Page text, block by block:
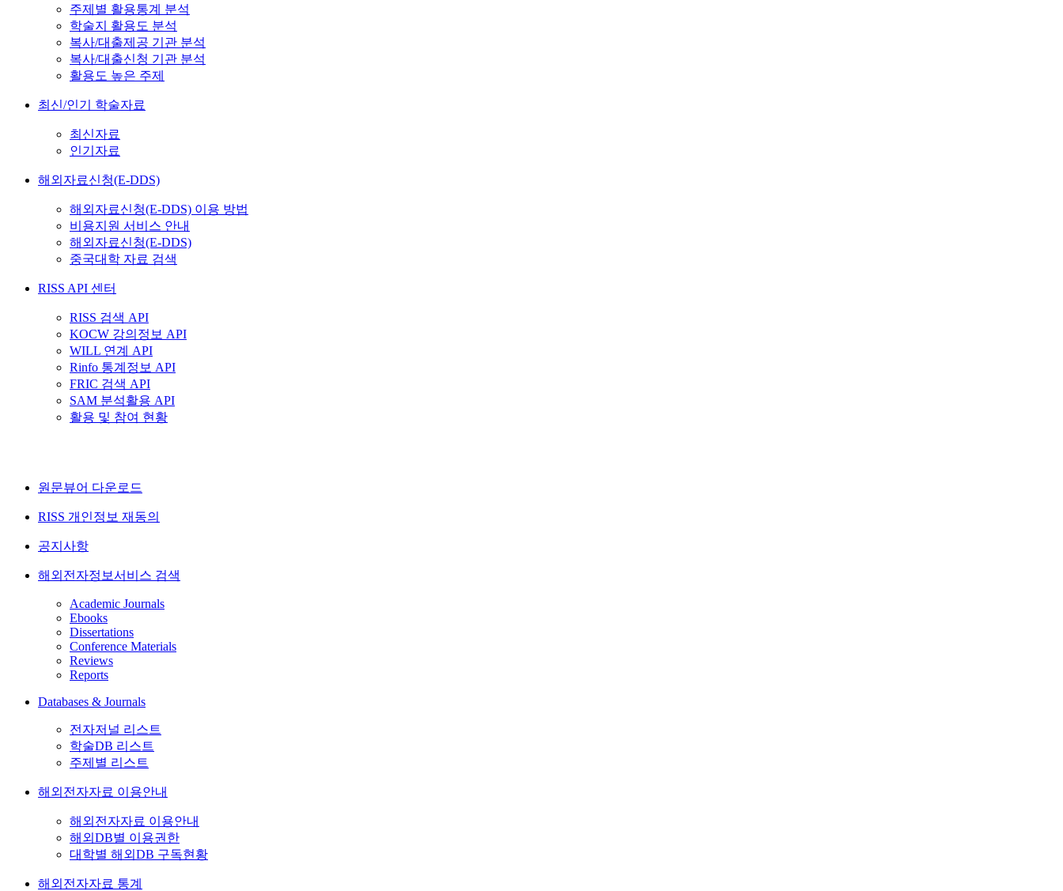
주제별 활용통계 분석
학술지 활용도 분석
복사/대출제공 기관 분석
복사/대출신청 기관 분석
활용도 높은 주제
최신/인기 학술자료
최신자료
인기자료
해외자료신청(E-DDS)
해외자료신청(E-DDS) 이용 방법
비용지원 서비스 안내
해외자료신청(E-DDS)
중국대학 자료 검색
RISS API 센터
RISS 검색 API
KOCW 강의정보 API
WILL 연계 API
Rinfo 통계정보 API
FRIC 검색 API
SAM 분석활용 API
활용 및 참여 현황
원문뷰어 다운로드
RISS 개인정보 재동의
공지사항
해외전자정보서비스 검색
Academic Journals
Ebooks
Dissertations
Conference Materials
Reviews
Reports
Databases & Journals
전자저널 리스트
학술DB 리스트
주제별 리스트
해외전자자료 이용안내
해외전자자료 이용안내
해외DB별 이용권한
대학별 해외DB 구독현황
해외전자자료 통계